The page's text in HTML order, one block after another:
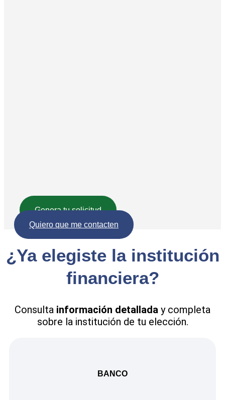
Genera tu solicitud
Quiero que me contacten
¿Ya elegiste la institución
financiera?
Consulta información detallada y completa
sobre la institución de tu elección.
BANCO